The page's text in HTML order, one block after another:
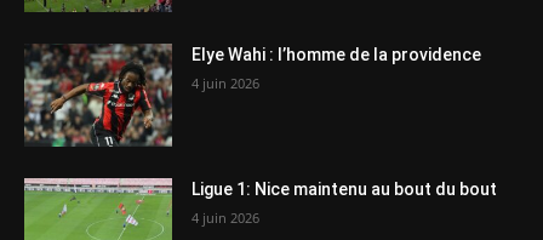
Elye Wahi : l’homme de la providence
4 juin 2026
Ligue 1: Nice maintenu au bout du bout
4 juin 2026